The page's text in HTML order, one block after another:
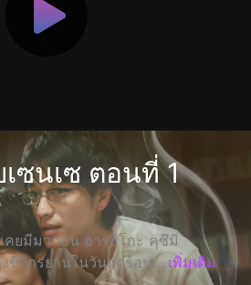
ซนเซ ตอนที่ 1
คยมีมาก่อน ฮารุฮิโกะ คุซึมิ
ขี่จักรยานในวันฤดูร้อน... เพิ่มเติม